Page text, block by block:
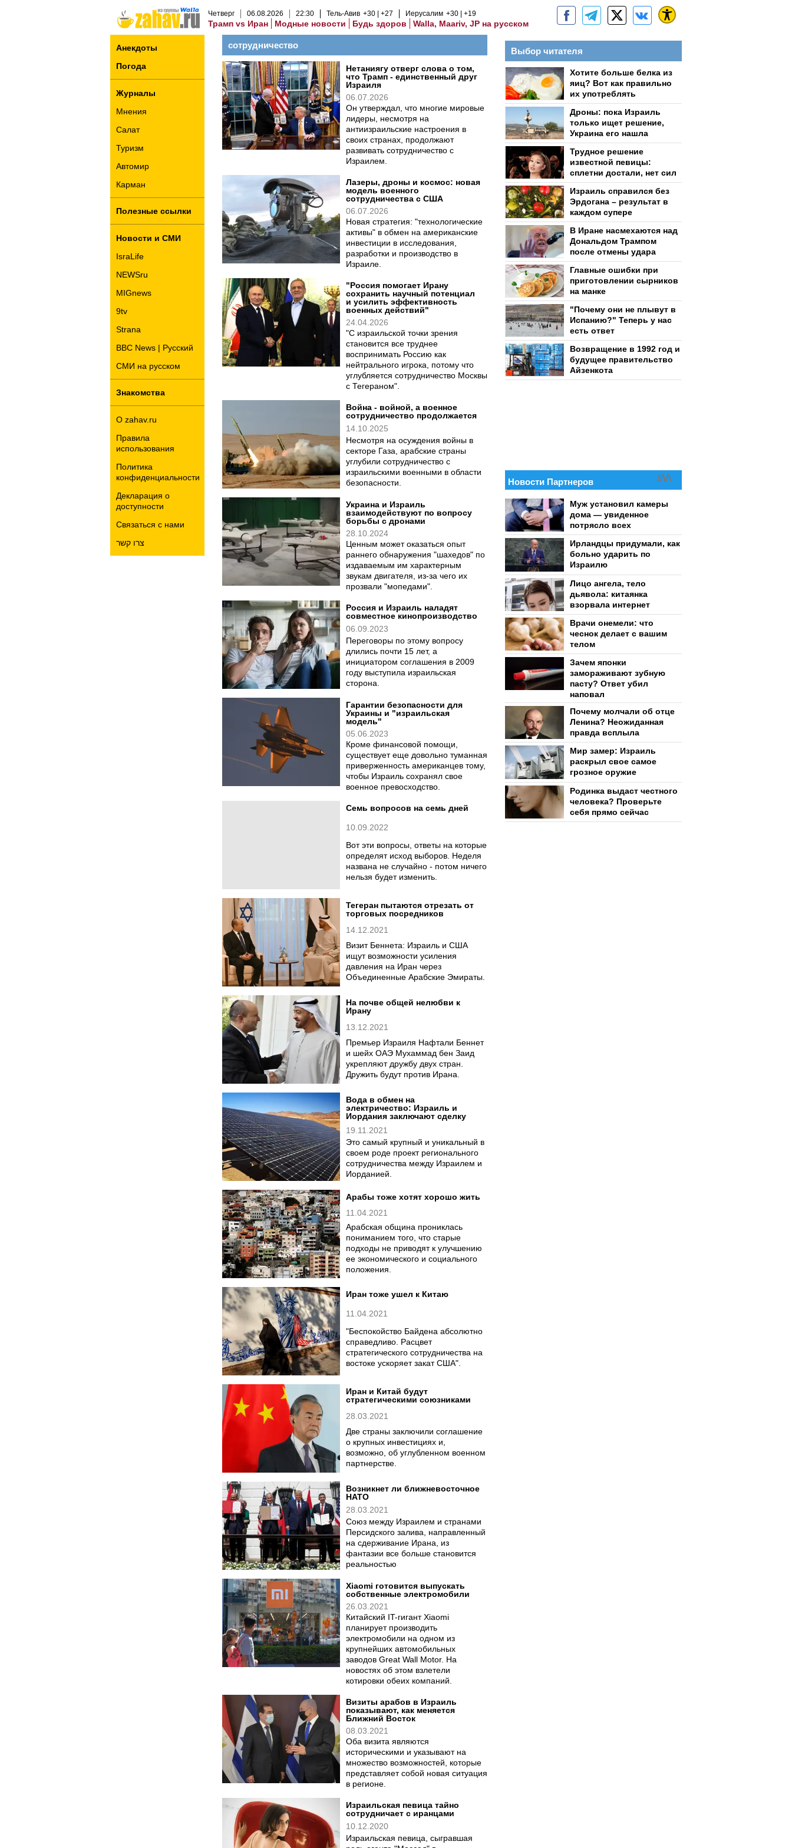
Четверг 06.08.2026 22:30 Тель-Авив +30 +27 Иерусалим +30 +19
Трамп vs Иран Модные новости Будь здоров Walla, Maariv, JP на русском
Анекдоты
Погода
Журналы
Мнения
Салат
Туризм
Автомир
Карман
Полезные ссылки
Новости и СМИ
IsraLife
NEWSru
MIGnews
9tv
Strana
BBC News | Русский
СМИ на русском
Знакомства
О zahav.ru
Правила
использования
Политика
конфиденциальности
Декларация о
доступности
Связаться с нами
צרו קשר
сотрудничество
Нетаниягу отверг слова о том,
что Трамп - единственный друг
Израиля
06.07.2026
Он утверждал, что многие мировые
лидеры, несмотря на
антиизраильские настроения в
своих странах, продолжают
развивать сотрудничество с
Израилем.
Лазеры, дроны и космос: новая
модель военного
сотрудничества с США
06.07.2026
Новая стратегия: "технологические
активы" в обмен на американские
инвестиции в исследования,
разработки и производство в
Израиле.
"Россия помогает Ирану
сохранить научный потенциал
и усилить эффективность
военных действий"
24.04.2026
"С израильской точки зрения
становится все труднее
воспринимать Россию как
нейтрального игрока, потому что
углубляется сотрудничество Москвы
с Тегераном".
Война - войной, а военное
сотрудничество продолжается
14.10.2025
Несмотря на осуждения войны в
секторе Газа, арабские страны
углубили сотрудничество с
израильскими военными в области
безопасности.
Украина и Израиль
взаимодействуют по вопросу
борьбы с дронами
28.10.2024
Ценным может оказаться опыт
раннего обнаружения "шахедов" по
издаваемым им характерным
звукам двигателя, из-за чего их
прозвали "мопедами".
Россия и Израиль наладят
совместное кинопроизводство
06.09.2023
Переговоры по этому вопросу
длились почти 15 лет, а
инициатором соглашения в 2009
году выступила израильская
сторона.
Гарантии безопасности для
Украины и "израильская
модель"
05.06.2023
Кроме финансовой помощи,
существует еще довольно туманная
приверженность американцев тому,
чтобы Израиль сохранял свое
военное превосходство.
Семь вопросов на семь дней
10.09.2022
Вот эти вопросы, ответы на которые
определят исход выборов. Неделя
названа не случайно - потом ничего
нельзя будет изменить.
Тегеран пытаются отрезать от
торговых посредников
14.12.2021
Визит Беннета: Израиль и США
ищут возможности усиления
давления на Иран через
Объединенные Арабские Эмираты.
На почве общей нелюбви к
Ирану
13.12.2021
Премьер Израиля Нафтали Беннет
и шейх ОАЭ Мухаммад бен Заид
укрепляют дружбу двух стран.
Дружить будут против Ирана.
Вода в обмен на
электричество: Израиль и
Иордания заключают сделку
19.11.2021
Это самый крупный и уникальный в
своем роде проект регионального
сотрудничества между Израилем и
Иорданией.
Арабы тоже хотят хорошо жить
11.04.2021
Арабская община прониклась
пониманием того, что старые
подходы не приводят к улучшению
ее экономического и социального
положения.
Иран тоже ушел к Китаю
11.04.2021
"Беспокойство Байдена абсолютно
справедливо. Расцвет
стратегического сотрудничества на
востоке ускоряет закат США".
Иран и Китай будут
стратегическими союзниками
28.03.2021
Две страны заключили соглашение
о крупных инвестициях и,
возможно, об углубленном военном
партнерстве.
Возникнет ли ближневосточное
НАТО
28.03.2021
Союз между Израилем и странами
Персидского залива, направленный
на сдерживание Ирана, из
фантазии все больше становится
реальностью
Xiaomi готовится выпускать
собственные электромобили
26.03.2021
Китайский IT-гигант Xiaomi
планирует производить
электромобили на одном из
крупнейших автомобильных
заводов Great Wall Motor. На
новостях об этом взлетели
котировки обеих компаний.
Визиты арабов в Израиль
показывают, как меняется
Ближний Восток
08.03.2021
Оба визита являются
историческими и указывают на
множество возможностей, которые
представляет собой новая ситуация
в регионе.
Израильская певица тайно
сотрудничает с иранцами
10.12.2020
Израильская певица, сыгравшая
Выбор читателя
Хотите больше белка из
яиц? Вот как правильно
их употреблять
Дроны: пока Израиль
только ищет решение,
Украина его нашла
Трудное решение
известной певицы:
сплетни достали, нет сил
Израиль справился без
Эрдогана – результат в
каждом супере
В Иране насмехаются над
Дональдом Трампом
после отмены удара
Главные ошибки при
приготовлении сырников
на манке
"Почему они не плывут в
Испанию?" Теперь у нас
есть ответ
Возвращение в 1992 год и
будущее правительство
Айзенкота